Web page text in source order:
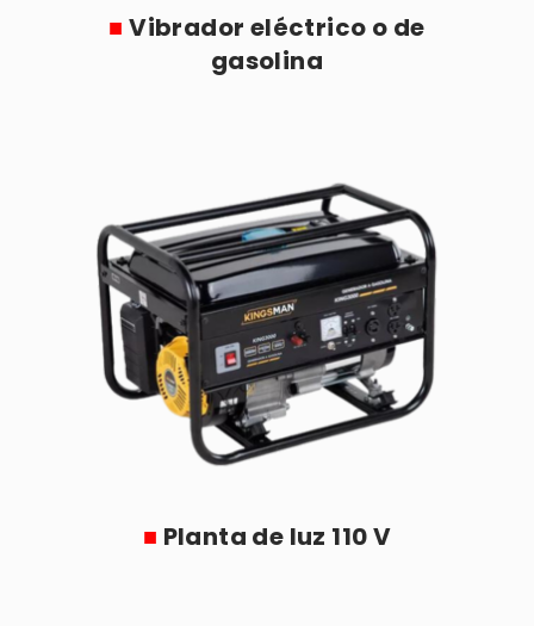
■Vibrador eléctrico o de
gasolina
■ Planta de luz 110 V